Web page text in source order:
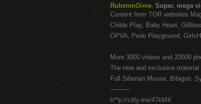
RubenmOime, Super, mega
Content from TOR websites
Childs Play, Baby Heart,
OPVA, Pedo Playground,
More 3000 videos and 20000
The new and exclusive
Full Siberian Mouse, Bibigon,
----------
h**p://citly.me/47kMX